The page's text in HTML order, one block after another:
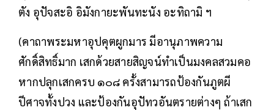
ตัง อุปัจสะอิ อิมังกายะพันทะนัง อะทิถามิ ฯ
(คาถาพระมหาอุปคุตผูกมาร มีอานุภาพความ
ศักดิ์สิทธิ์มาก เสกด้วยสายสิญจน์ทำเป็นมงคลสวมคอ
หากปลุกเสกครบ ๑๐๘ ครั้งสามารถป้องกันภูตผี
ปีศาจทั้งปวง และป้องกันอุปัทวอันตรายต่างๆ ถ้าเสก